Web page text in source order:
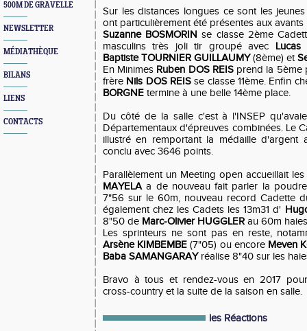
500M DE GRAVELLE
NEWSLETTER
MÉDIATHÈQUE
BILANS
LIENS
CONTACTS
Sur les distances longues ce sont les
ont particulièrement été présentes aux avants
Suzanne BOSMORIN se classe 2ème
masculins très joli tir groupé avec Lucas
Baptiste TOURNIER GUILLAUMY(8ème) et
En Minimes Ruben DOS REIS prend la 5ème
frère Nils DOS REIS se classe 11ème. Enfin
BORGNE termine à une belle 14ème place.
Du côté de la salle c'est à l'INSEP
Départementaux d'épreuves combinées. Le
illustré en remportant la médaille d'argent
conclu avec 3646 points.
Parallèlement un Meeting open accueillait
MAYELAa de nouveau fait parler la
7"56 sur le 60m, nouveau record Cadette
également chez les Cadets les 13m31 d'
8"50 de Marc-Olivier HUGGLER au 60m
Les sprinteurs ne sont pas en reste,
Arsène KIMBEMBE (7"05) ou encore Meven
Baba SAMANGARAYréalise 8"40 sur les
Bravo à tous et rendez-vous en 2017
cross-country et la suite de la saison en salle.
les Réactions